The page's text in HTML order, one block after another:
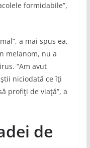
formidabile”,
a mai spus ea,
melanom, nu a
“Am avut
niciodată ce îţi
profiţi de viaţă”, a
de